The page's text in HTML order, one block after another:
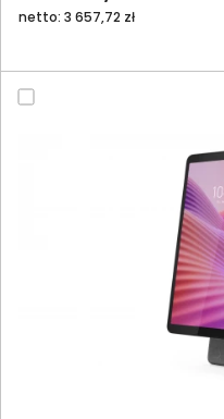
netto: 3 657,72 zł